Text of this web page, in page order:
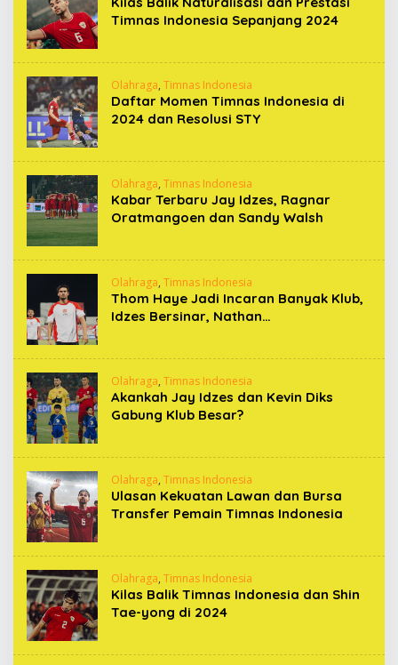
Timnas Indonesia Sepanjang 2024
Olahraga, Timnas Indonesia
Daftar Momen Timnas Indonesia di
2024 dan Resolusi STY
Olahraga, Timnas Indonesia
Kabar Terbaru Jay Idzes, Ragnar
Oratmangoen dan Sandy Walsh
Olahraga, Timnas Indonesia
Thom Haye Jadi Incaran Banyak Klub,
Idzes Bersinar, Nathan…
Olahraga, Timnas Indonesia
Akankah Jay Idzes dan Kevin Diks
Gabung Klub Besar?
Olahraga, Timnas Indonesia
Ulasan Kekuatan Lawan dan Bursa
Transfer Pemain Timnas Indonesia
Olahraga, Timnas Indonesia
Kilas Balik Timnas Indonesia dan Shin
Tae-yong di 2024